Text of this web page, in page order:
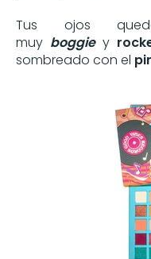
Tus ojos
muy boggie y
sombreado con el